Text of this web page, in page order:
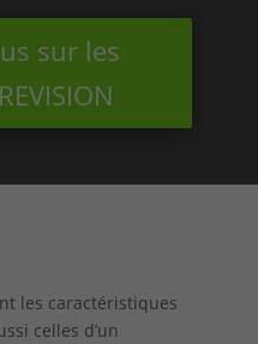
sur les
les caractéristiques
celles d’un